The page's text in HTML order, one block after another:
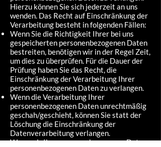
Hierzu können Sie sich jederzeit an uns
wenden. Das Recht auf Einschränkung der
Verarbeitung besteht in folgenden Fällen:
Wenn Sie die Richtigkeit Ihrer bei uns
gespeicherten personenbezogenen Daten
bestreiten, benötigen wir in der Regel Zeit,
um dies zu überprüfen. Für die Dauer der
Prüfung haben Sie das Recht, die
Einschränkung der Verarbeitung Ihrer
personenbezogenen Daten zu verlangen.
Wenn die Verarbeitung Ihrer
personenbezogenen Daten unrechtmäßig
geschah/geschieht, können Sie statt der
Löschung die Einschränkung der
Datenverarbeitung verlangen.
Wenn wir Ihre personenbezogenen Daten